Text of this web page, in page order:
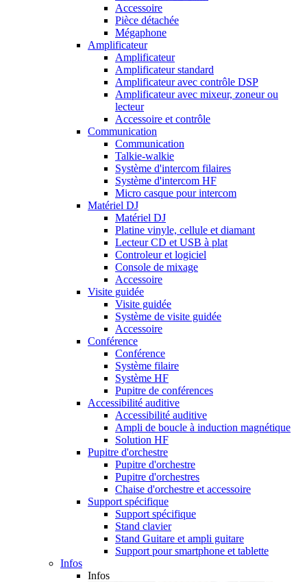
Accessoire
Pièce détachée
Mégaphone
Amplificateur
Amplificateur
Amplificateur standard
Amplificateur avec contrôle DSP
Amplificateur avec mixeur, zoneur ou
lecteur
Accessoire et contrôle
Communication
Communication
Talkie-walkie
Système d'intercom filaires
Système d'intercom HF
Micro casque pour intercom
Matériel DJ
Matériel DJ
Platine vinyle, cellule et diamant
Lecteur CD et USB à plat
Controleur et logiciel
Console de mixage
Accessoire
Visite guidée
Visite guidée
Système de visite guidée
Accessoire
Conférence
Conférence
Système filaire
Système HF
Pupitre de conférences
Accessibilité auditive
Accessibilité auditive
Ampli de boucle à induction magnétique
Solution HF
Pupitre d'orchestre
Pupitre d'orchestre
Pupitre d'orchestres
Chaise d'orchestre et accessoire
Support spécifique
Support spécifique
Stand clavier
Stand Guitare et ampli guitare
Support pour smartphone et tablette
Infos
Infos